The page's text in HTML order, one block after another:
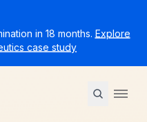
in 18 months. Explore
case study